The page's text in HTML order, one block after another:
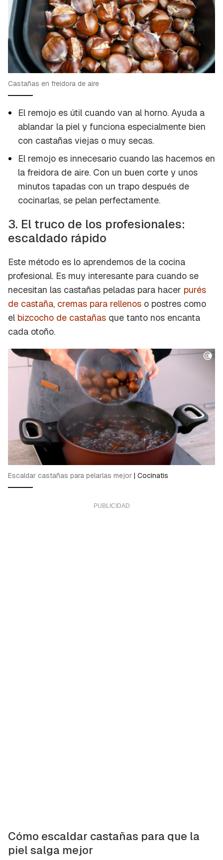
Castañas en freidora de aire
El remojo es útil cuando van al horno. Ayuda a
ablandar la piel y funciona especialmente bien
con castañas viejas o muy secas.
El remojo es innecesario cuando las hacemos en
la freidora de aire. Con un buen corte y unos
minutos tapadas con un trapo después de
cocinarlas, se pelan perfectamente.
3. El truco de los profesionales:
escaldado rápido
Este método es lo aprendemos de la cocina
profesional. Es muy interesante para cuando se
necesitan las castañas peladas para hacer purés
de castaña, cremas para rellenos o postres como
el bizcocho de castañas que tanto nos encanta
cada otoño.
Escaldar castañas para pelarlas mejor | Cocinatis
Cómo escaldar castañas para que la
piel salga mejor